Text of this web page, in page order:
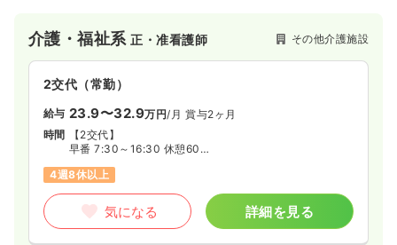
介護・福祉系正・准看護師 その他介護施設
2交代（常勤）
給与 23.9〜32.9万円/月 賞与2ヶ月
時間
【2交代】
早番 7:30～16:30 休憩60分
遅番 10:30～19:30 休憩60分
夜勤 16:30～翌9:30
4週8休以上
気になる 詳細を見る